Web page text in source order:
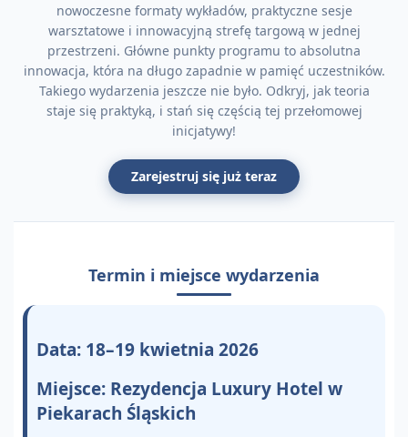
nowoczesne formaty wykładów, praktyczne sesje
warsztatowe i innowacyjną strefę targową w jednej
przestrzeni. Główne punkty programu to absolutna
innowacja, która na długo zapadnie w pamięć uczestników.
Takiego wydarzenia jeszcze nie było. Odkryj, jak teoria
staje się praktyką, i stań się częścią tej przełomowej
inicjatywy!
Zarejestruj się już teraz
Termin i miejsce wydarzenia
Data: 18–19 kwietnia 2026
Miejsce: Rezydencja Luxury Hotel w
Piekarach Śląskich